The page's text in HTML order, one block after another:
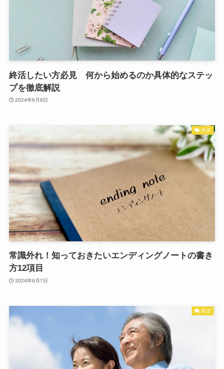
終活したい方必見 何から始めるのか具体的なステッ
プを徹底解説
2024年6月8日
終活
常識外れ！知っておきたいエンディングノートの書き
方12項目
2024年6月7日
終活